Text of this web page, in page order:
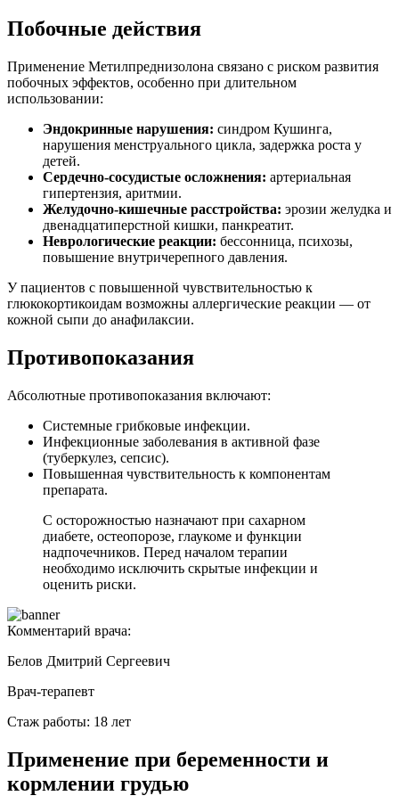
Побочные действия
Применение Метилпреднизолона связано с риском развития
побочных эффектов, особенно при длительном
использовании:
Эндокринные нарушения: синдром Кушинга,
нарушения менструального цикла, задержка роста у
детей.
Сердечно-сосудистые осложнения: артериальная
гипертензия, аритмии.
Желудочно-кишечные расстройства: эрозии желудка и
двенадцатиперстной кишки, панкреатит.
Неврологические реакции: бессонница, психозы,
повышение внутричерепного давления.
У пациентов с повышенной чувствительностью к
глюкокортикоидам возможны аллергические реакции — от
кожной сыпи до анафилаксии.
Противопоказания
Абсолютные противопоказания включают:
Системные грибковые инфекции.
Инфекционные заболевания в активной фазе
(туберкулез, сепсис).
Повышенная чувствительность к компонентам
препарата.
С осторожностью назначают при сахарном
диабете, остеопорозе, глаукоме и функции
надпочечников. Перед началом терапии
необходимо исключить скрытые инфекции и
оценить риски.
Комментарий врача:
Белов Дмитрий Сергеевич
Врач-терапевт
Стаж работы: 18 лет
Применение при беременности и
кормлении грудью